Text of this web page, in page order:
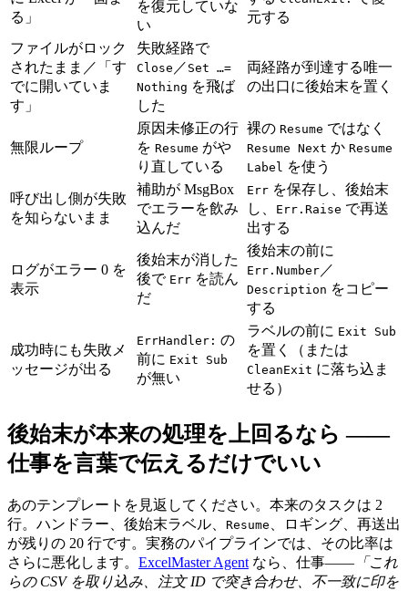
る」
を復元していな
い
元する
ファイルがロック
されたまま／「す
でに開いていま
す」
失敗経路で
Close ／ Set …=
Nothing を飛ば
した
両経路が到達する唯一
の出口に後始末を置く
無限ループ
原因未修正の行
を Resume がや
り直している
裸の Resume ではなく
Resume Next か Resume
Label を使う
呼び出し側が失敗
を知らないまま
補助が MsgBox
でエラーを飲み
込んだ
Err を保存し、後始末
し、
Err.Raise で再送
出する
ログがエラー 0 を
表示
後始末が消した
後で Err を読ん
だ
後始末の前に
Err.Number ／
Description をコピー
する
成功時にも失敗メ
ッセージが出る
ErrHandler: の
前に Exit Sub
が無い
ラベルの前に Exit Sub
を置く（または
CleanExit に落ち込ま
せる）
後始末が本来の処理を上回るなら ——
仕事を言葉で伝えるだけでいい
あのテンプレートを見返してください。本来のタスクは 2
行。ハンドラー、後始末ラベル、 Resume
、ロギング、再送出
が残りの 20 行です。実務のパイプラインでは、その比率は
さらに悪化します。 ExcelMaster Agent なら、仕事—— 「これ
らの CSV を取り込み、注文 ID で突き合わせ、不一致に印を